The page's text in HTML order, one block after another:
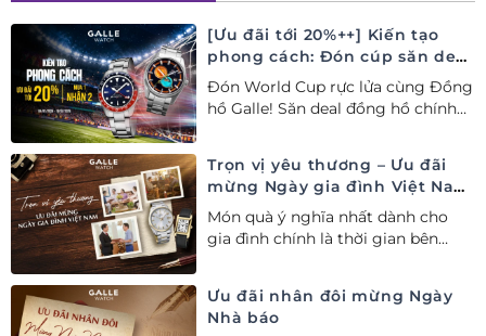
[Ưu đãi tới 20%++] Kiến tạo
phong cách: Đón cúp săn deal
– Siêu ưu đãi đồng hành cùng
World Cup
Đón World Cup rực lửa cùng Đồng
hồ Galle! Săn deal đồng hồ chính
Trọn vị yêu thương – Ưu đãi
mừng Ngày gia đình Việt Nam
28/06
Món quà ý nghĩa nhất dành cho
gia đình chính là thời gian bên
Gia đình Việt Nam.
Ưu đãi nhân đôi mừng Ngày
Nhà báo